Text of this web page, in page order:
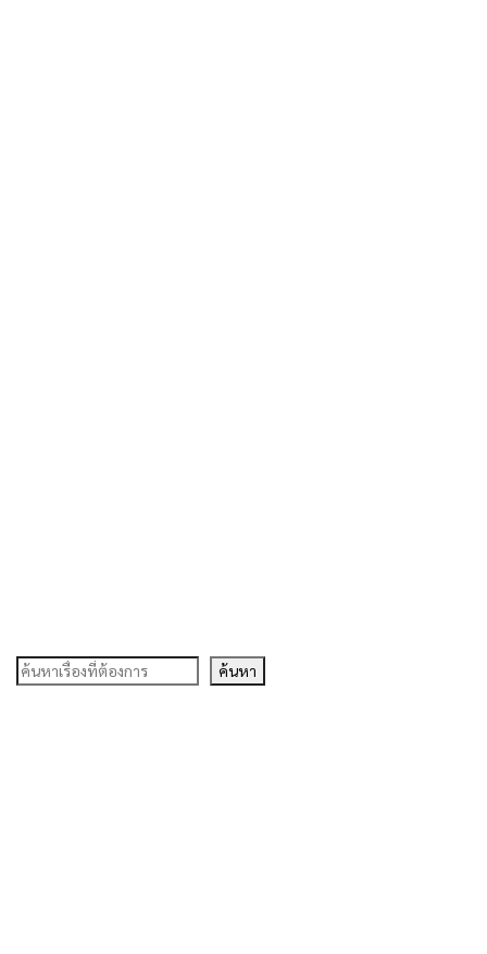
ค้นหา ค้นหา